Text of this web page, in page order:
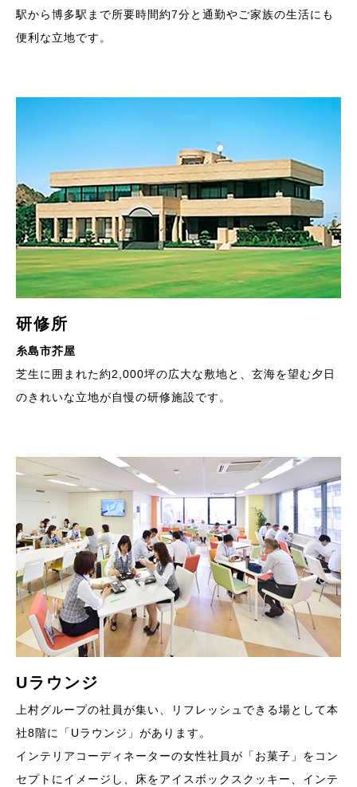
駅から博多駅まで所要時間約7分と通勤やご家族の生活にも
便利な立地です。
研修所
糸島市芥屋
芝生に囲まれた約2,000坪の広大な敷地と、玄海を望む夕日
のきれいな立地が自慢の研修施設です。
Uラウンジ
上村グループの社員が集い、リフレッシュできる場として本
社8階に「Uラウンジ」があります。
インテリアコーディネーターの女性社員が「お菓子」をコン
セプトにイメージし、床をアイスボックスクッキー、インテ